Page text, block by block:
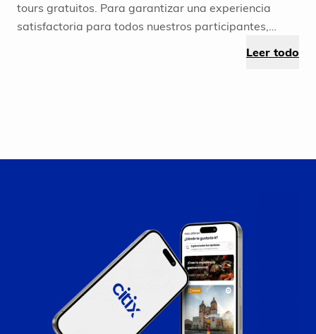
tours gratuitos. Para garantizar una experiencia
satisfactoria para todos nuestros participantes,
nos permite brindar un servicio de calidad a todos
nuestros participantes.
Leer todo